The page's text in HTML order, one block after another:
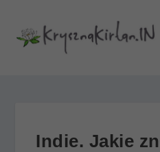
Indie. Jakie